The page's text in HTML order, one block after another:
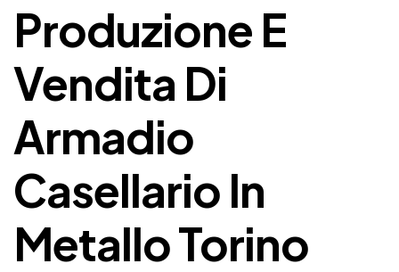
Produzione E
Vendita Di
Armadio
Casellario In
Metallo Torino